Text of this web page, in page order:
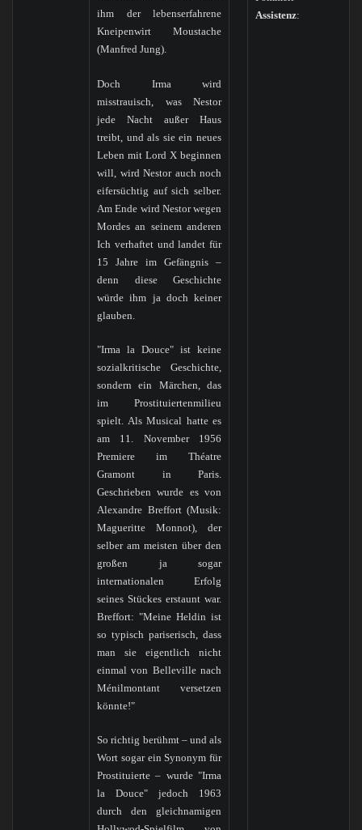
ihm der lebenserfahrene
Kneipenwirt Moustache
(Manfred Jung).
Doch Irma wird
misstrauisch, was Nestor
jede Nacht außer Haus
treibt, und als sie ein neues
Leben mit Lord X beginnen
will, wird Nestor auch noch
eifersüchtig auf sich selber.
Am Ende wird Nestor wegen
Mordes an seinem anderen
Ich verhaftet und landet für
15 Jahre im Gefängnis –
denn diese Geschichte
würde ihm ja doch keiner
glauben.
"Irma la Douce" ist keine
sozialkritische Geschichte,
sondern ein Märchen, das
im Prostituiertenmilieu
spielt. Als Musical hatte es
am 11. November 1956
Premiere im Théatre
Gramont in Paris.
Geschrieben wurde es von
Alexandre Breffort (Musik:
Magueritte Monnot), der
selber am meisten über den
großen ja sogar
internationalen Erfolg
seines Stückes erstaunt war.
Breffort: "Meine Heldin ist
so typisch pariserisch, dass
man sie eigentlich nicht
einmal von Belleville nach
Ménilmontant versetzen
könnte!"
So richtig berühmt – und als
Wort sogar ein Synonym für
Prostituierte – wurde "Irma
la Douce" jedoch 1963
durch den gleichnamigen
Assistenz: